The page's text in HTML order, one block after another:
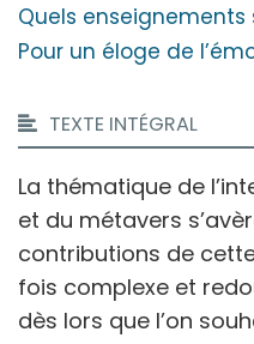
Quels
Pour un éloge de
TEXTE INTÉGRAL
La thématique de
et du métavers
contributions de
fois complexe et
dès lors que l’on